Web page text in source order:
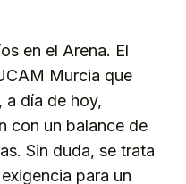
en el Arena. El
Murcia que
a día de hoy,
con un balance de
Sin duda, se trata
para un